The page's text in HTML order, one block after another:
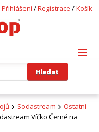
Košík
/
Registrace
/
Přihlášení
Sodastream
Ostatní
Víčko Černé na